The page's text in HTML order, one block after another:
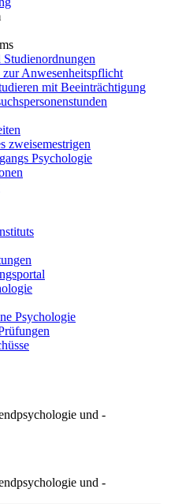
Anwesenheitspflicht
mit Beeinträchtigung
zweisemestrigen
Psychologie
Psychologie
und -
und -